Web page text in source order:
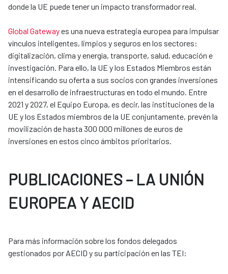
donde la UE puede tener un impacto transformador real.
Global Gatewayes una nueva estrategia europea para impulsar
vínculos inteligentes, limpios y seguros en los sectores:
digitalización, clima y energía, transporte, salud, educación e
investigación. Para ello, la UE y los Estados Miembros están
intensificando su oferta a sus socios con grandes inversiones
en el desarrollo de infraestructuras en todo el mundo. Entre
2021 y 2027, el Equipo Europa, es decir, las instituciones de la
UE y los Estados miembros de la UE conjuntamente, prevén la
movilización de hasta 300 000 millones de euros de
inversiones en estos cinco ámbitos prioritarios.
PUBLICACIONES – LA UNIÓN
EUROPEA Y AECID
Para más información sobre los fondos delegados
gestionados por AECID y su participación en las TEI: